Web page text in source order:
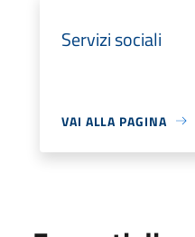
Servizi sociali
VAI ALLA PAGINA